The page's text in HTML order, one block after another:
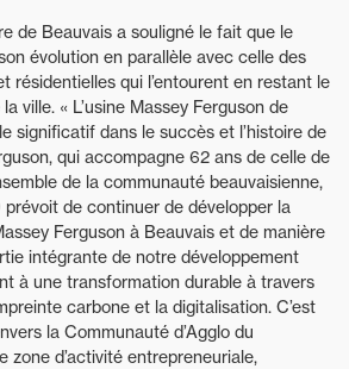
de Beauvais a souligné le fait que le
évolution en parallèle avec celle des
résidentielles qui l’entourent en restant le
ville. « L’usine Massey Ferguson de
significatif dans le succès et l’histoire de
qui accompagne 62 ans de celle de
de la communauté beauvaisienne,
prévoit de continuer de développer la
Ferguson à Beauvais et de manière
intégrante de notre développement
à une transformation durable à travers
carbone et la digitalisation. C’est
la Communauté d’Agglo du
zone d’activité entrepreneuriale,